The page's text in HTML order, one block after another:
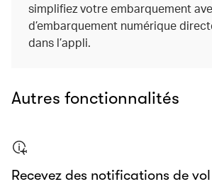
simplifiez votre embarquement
d’embarquement numérique
dans l’appli.
Autres fonctionnalités
Recevez des notifications de